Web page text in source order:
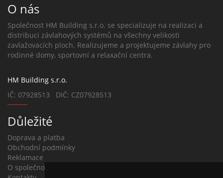
O nás
Společnost HM Building s.r.o. se specializuje na realizaci a
distribuci závlahových systémů na všechny velikosti
zavlažovacích ploch. Realizujeme a projektujeme závlahy pro
rodinné domy, sportovní a relaxační centra.
HM Building s.r.o.
IČ: 07928513 DIČ: CZ07928513
Důležité
Doprava a platba
Obchodní podmínky
Reklamace
O společnosti